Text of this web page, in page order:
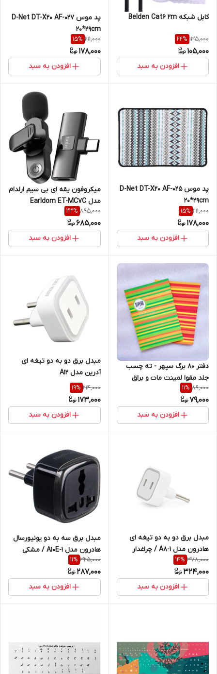
کابل شبکه Belden Cat6 2m
135,000
22%
105,000
افزودن به سبد
پد موس D-Net DT-X20 AF-027
20*29cm
211,000
15%
178,000
افزودن به سبد
پد موس D-Net DT-X20 AF-025
20*29cm
211,000
15%
178,000
افزودن به سبد
میکروفون یقه ای بی سیم ارلدام
مدل Earldom ET-MC7C
895,000
23%
685,000
افزودن به سبد
دفتر 80 برگ سپهر - ته چسب
جلد مقوا لمینت مات و براق
89,000
11%
79,000
افزودن به سبد
مبدل برق دو به دو تیغه ای
آدرین مدل A12
214,000
19%
173,000
افزودن به سبد
مبدل برق دو به دو تیغه ای
هادرون مدل A8-1 / چراغدار
378,000
14%
324,000
افزودن به سبد
مبدل برق سه به دو یونیورسال
هادرون مدل A10E-1 / مشکی
325,000
11%
287,000
افزودن به سبد